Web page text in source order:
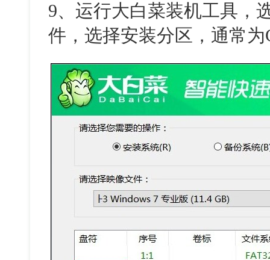
9、运行大白菜装机工具，
件，选择安装分区，通常为